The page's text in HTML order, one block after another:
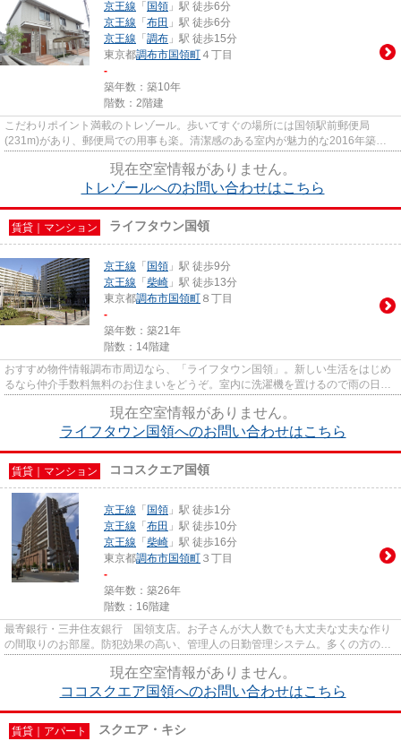
京王線 「 国領 」駅 徒歩6分
京王線 「 布田 」駅 徒歩6分
京王線 「 調布 」駅 徒歩15分
東京都調布市国領町 ４丁目
-
築年数：築10年
階数：2階建
こだわりポイント満載のトレゾール。歩いてすぐの場所には国領駅前郵便局
(231m)があり、郵便局での用事も楽。清潔感のある室内が魅力的な2016年築の
現在空室情報がありません。
トレゾールへのお問い合わせはこちら
賃貸｜マンション ライフタウン国領
京王線 「 国領 」駅 徒歩9分
京王線 「 柴崎 」駅 徒歩13分
東京都調布市国領町 ８丁目
-
築年数：築21年
階数：14階建
おすすめ物件情報調布市周辺なら、「ライフタウン国領」。新しい生活をはじめ
るなら仲介手数料無料のお住まいをどうぞ。室内に洗濯機を置けるので雨の日も
現在空室情報がありません。
ライフタウン国領へのお問い合わせはこちら
賃貸｜マンション ココスクエア国領
京王線 「 国領 」駅 徒歩1分
京王線 「 布田 」駅 徒歩10分
京王線 「 柴崎 」駅 徒歩16分
東京都調布市国領町 ３丁目
-
築年数：築26年
階数：16階建
最寄銀行・三井住友銀行 国領支店。お子さんが大人数でも大丈夫な丈夫な作り
の間取りのお部屋。防犯効果の高い、管理人の日勤管理システム。多くの方の必
現在空室情報がありません。
ココスクエア国領へのお問い合わせはこちら
賃貸｜アパート スクエア・キシ